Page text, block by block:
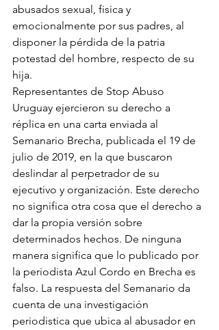
abusados sexual, fisica y
emocionalmente por sus padres, al
disponer la pérdida de la patria
potestad del hombre, respecto de su
hija.
Representantes de Stop Abuso
Uruguay ejercieron su derecho a
réplica en una carta enviada al
Semanario Brecha, publicada el 19 de
julio de 2019, en la que buscaron
deslindar al perpetrador de su
ejecutivo y organización. Este derecho
no significa otra cosa que el derecho a
dar la propia versión sobre
determinados hechos. De ninguna
manera significa que lo publicado por
la periodista Azul Cordo en Brecha es
falso. La respuesta del Semanario da
cuenta de una investigación
periodistica que ubica al abusador en